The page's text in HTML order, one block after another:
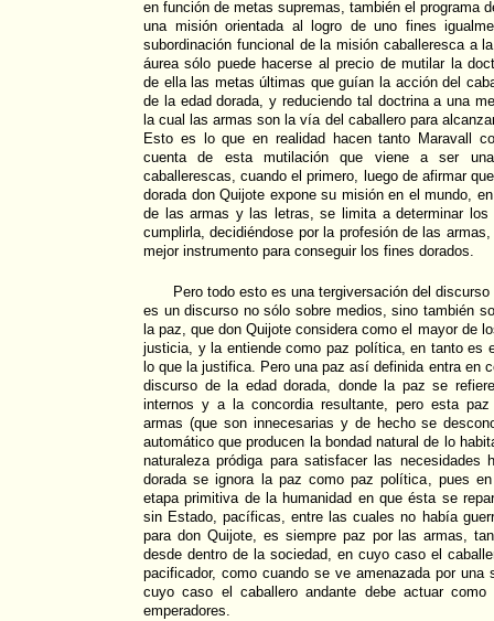
en función de metas supremas, también el programa
una misión orientada al logro de uno fines
subordinación funcional de la misión caballeresca a
áurea sólo puede hacerse al precio de mutilar la
de ella las metas últimas que guían la acción del
de la edad dorada, y reduciendo tal doctrina a una
la cual las armas son la vía del caballero para
Esto es lo que en realidad hacen tanto Maravall
cuenta de esta mutilación que viene a ser
caballerescas, cuando el primero, luego de afirmar
dorada don Quijote expone su misión en el mundo,
de las armas y las letras, se limita a determinar los
cumplirla, decidiéndose por la profesión de las
mejor instrumento para conseguir los fines dorados.
Pero todo esto es una tergiversación del
es un discurso no sólo sobre medios, sino también
la paz, que don Quijote considera como el mayor de
justicia, y la entiende como paz política, en tanto es
lo que la justifica. Pero una paz así definida entra en
discurso de la edad dorada, donde la paz se
internos y a la concordia resultante, pero esta
armas (que son innecesarias y de hecho se
automático que producen la bondad natural de lo
naturaleza pródiga para satisfacer las necesidades
dorada se ignora la paz como paz política, pues
etapa primitiva de la humanidad en que ésta se
sin Estado, pacíficas, entre las cuales no había
para don Quijote, es siempre paz por las armas,
desde dentro de la sociedad, en cuyo caso el
pacificador, como cuando se ve amenazada por una
cuyo caso el caballero andante debe actuar
emperadores.